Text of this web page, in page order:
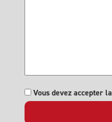
RGPDVous devez accepter la